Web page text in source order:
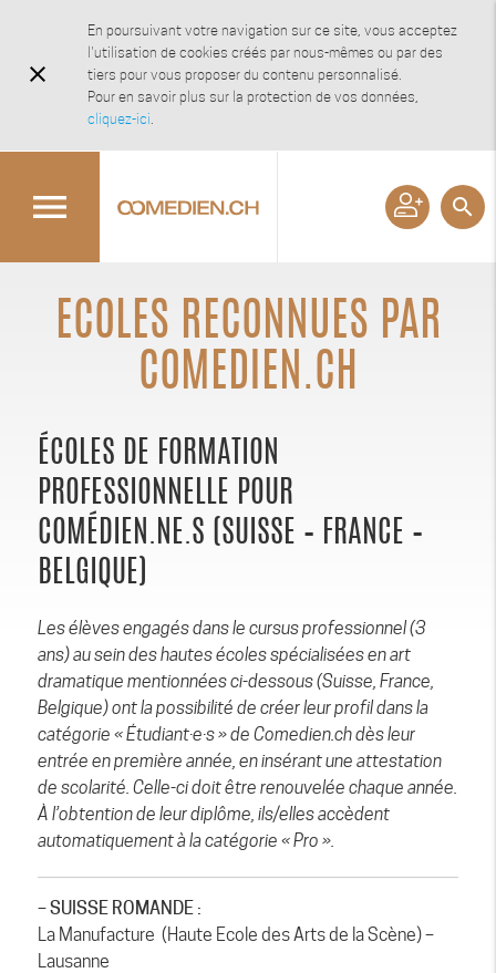
close
En poursuivant votre navigation sur ce site, vous acceptez
l'utilisation de cookies créés par nous-mêmes ou par des
tiers pour vous proposer du contenu personnalisé.
Pour en savoir plus sur la protection de vos données,
cliquez-ici.
menu search
ECOLES RECONNUES PAR
COMEDIEN.CH
ÉCOLES DE FORMATION
PROFESSIONNELLE POUR
COMÉDIEN.NE.S (SUISSE – FRANCE –
BELGIQUE)
Les élèves engagés dans le cursus professionnel (3
ans) au sein des hautes écoles spécialisées en art
dramatique mentionnées ci-dessous (Suisse, France,
Belgique) ont la possibilité de créer leur profil dans la
catégorie « Étudiant·e·s » de Comedien.ch dès leur
entrée en première année, en insérant une attestation
de scolarité. Celle-ci doit être renouvelée chaque année.
À l’obtention de leur diplôme, ils/elles accèdent
automatiquement à la catégorie « Pro ».
– SUISSE ROMANDE :
La Manufacture (Haute Ecole des Arts de la Scène) –
Lausanne